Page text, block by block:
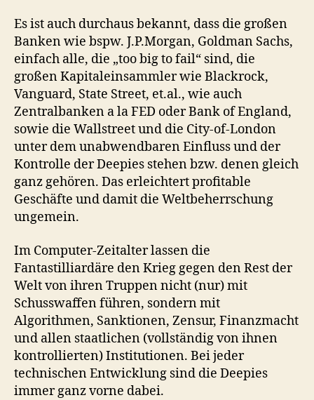
Es ist auch durchaus bekannt, dass die großen
Banken wie bspw. J.P.Morgan, Goldman Sachs,
einfach alle, die „too big to fail“ sind, die
großen Kapitaleinsammler wie Blackrock,
Vanguard, State Street, et.al., wie auch
Zentralbanken a la FED oder Bank of England,
sowie die Wallstreet und die City-of-London
unter dem unabwendbaren Einfluss und der
Kontrolle der Deepies stehen bzw. denen gleich
ganz gehören. Das erleichtert profitable
Geschäfte und damit die Weltbeherrschung
ungemein.
Im Computer-Zeitalter lassen die
Fantastilliardäre den Krieg gegen den Rest der
Welt von ihren Truppen nicht (nur) mit
Schusswaffen führen, sondern mit
Algorithmen, Sanktionen, Zensur, Finanzmacht
und allen staatlichen (vollständig von ihnen
kontrollierten) Institutionen. Bei jeder
technischen Entwicklung sind die Deepies
immer ganz vorne dabei.